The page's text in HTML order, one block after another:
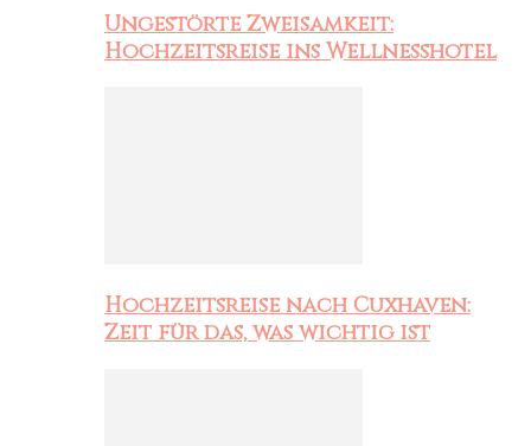
Ungestörte Zweisamkeit:
Hochzeitsreise ins Wellnesshotel
Hochzeitsreise nach Cuxhaven:
Zeit für das, was wichtig ist